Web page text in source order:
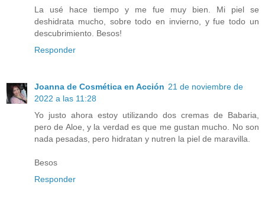
La usé hace tiempo y me fue muy bien. Mi piel se
deshidrata mucho, sobre todo en invierno, y fue todo un
descubrimiento. Besos!
Responder
Joanna de Cosmética en Acción 21 de noviembre de
2022 a las 11:28
Yo justo ahora estoy utilizando dos cremas de Babaria,
pero de Aloe, y la verdad es que me gustan mucho. No son
nada pesadas, pero hidratan y nutren la piel de maravilla.
Besos
Responder